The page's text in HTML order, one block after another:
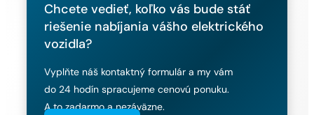
Chcete vedieť, koľko vás bude stáť
riešenie nabíjania vášho elektrického
vozidla?
Vyplňte náš kontaktný formulár a my vám
do 24 hodín spracujeme cenovú ponuku.
A to zadarmo a nezáväzne.